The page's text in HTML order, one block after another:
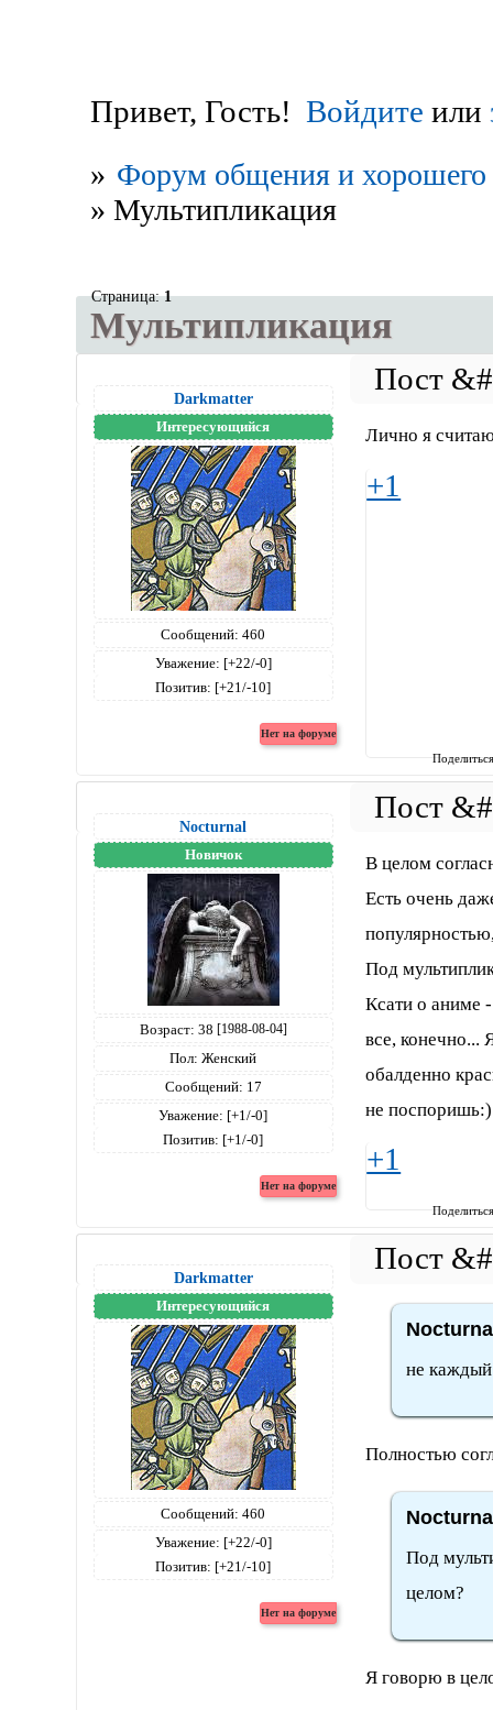
Привет, Гость! Войдите или
» Форум общения и хорошего
» Мультипликация
Мультипликация
Страница:1
Darkmatter
Интересующийся
Сообщений: 460
Уважение: [+22/-0]
Позитив: [+21/-10]
Лично я
+1
Nocturnal
Новичок
Возраст: 38 [1988-08-04]
Пол: Женский
Сообщений: 17
Уважение: [+1/-0]
Позитив: [+1/-0]
В целом
Есть очень
Под
Ксати о аниме
все, конечно...
обалденно
не поспоришь:)
+1
Darkmatter
Интересующийся
Сообщений: 460
Уважение: [+22/-0]
Позитив: [+21/-10]
не
Полностью
Под
целом?
Я говорю в